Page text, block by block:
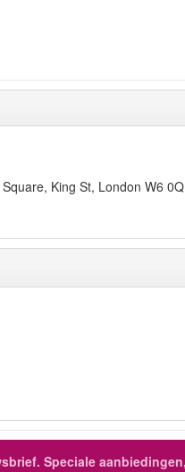
King St, London W6
Speciale